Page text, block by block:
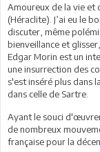
Amoureux de la vie et
(Héraclite). J’ai eu le
discuter, même
bienveillance et
Edgar Morin est un
une insurrection des
s'est inséré plus dans
dans celle de Sartre.
Ayant le souci
de nombreux
française pour la